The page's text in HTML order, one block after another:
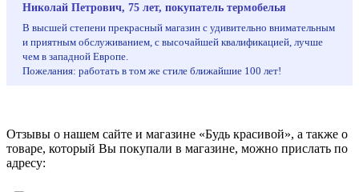
Николай Петрович, 75 лет, покупатель термобелья
В высшей степени прекрасный магазин с удивительно внимательным
и приятным обслуживанием, с высочайшей квалификацией, лучше
чем в западной Европе.
Пожелания: работать в том же стиле ближайшие 100 лет!
Отзывы о нашем сайте и магазине «Будь красивой», а также о
товаре, который Вы покупали в магазине, можно прислать по
адресу: